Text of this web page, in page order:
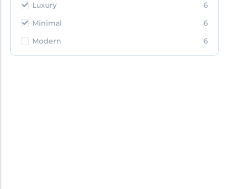
Luxury
6
Minimal
6
Modern
6